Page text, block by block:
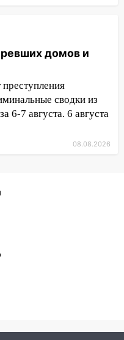
детские
Кивать
прокурорской
на
на
время» с
прогноз
на
домов и
сводки из
6-7 августа. 6 августа
08.08.2026